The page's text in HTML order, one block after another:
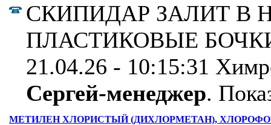
СКИПИДАР ЗАЛИТ В
ПЛАСТИКОВЫЕ
21.04.26 - 10:15:31
Сергей-менеджер.
МЕТИЛЕН ХЛОРИСТЫЙ (ДИХЛОРМЕТАН),